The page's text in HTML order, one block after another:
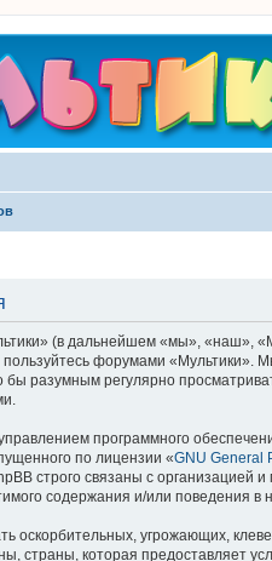
(в дальнейшем «мы», «наш»,
форумами «Мультики».
разумным регулярно
программного
по лицензии «GNU General
строго связаны с
содержания и/или поведения
оскорбительных, угрожающих,
страны, которая предоставляет